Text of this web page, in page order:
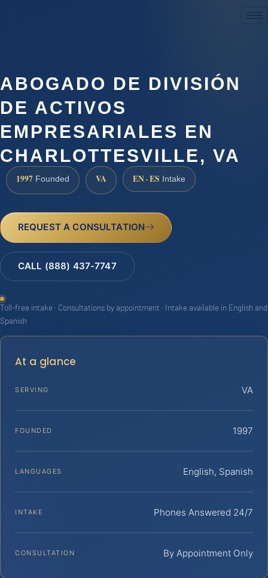
ABOGADO DE DIVISIÓN
DE ACTIVOS
EMPRESARIALES EN
CHARLOTTESVILLE, VA
1997 Founded VA EN · ES Intake
REQUEST A CONSULTATION
CALL (888) 437-7747
Toll-free intake · Consultations by appointment · Intake available in English and
Spanish
At a glance
SERVING VA
FOUNDED 1997
LANGUAGES English, Spanish
INTAKE Phones Answered 24/7
CONSULTATION By Appointment Only